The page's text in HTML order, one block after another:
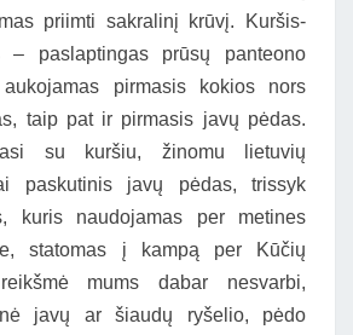
priimti sakralinį krūvį. Kuršis-
– paslaptingas prūsų panteono
pirmasis kokios nors
taip pat ir pirmasis javų pėdas.
su kuršiu, žinomu lietuvių
paskutinis javų pėdas, trissyk
kuris naudojamas per metines
statomas į kampą per Kūčių
mums dabar nesvarbi,
javų ar šiaudų ryšelio, pėdo